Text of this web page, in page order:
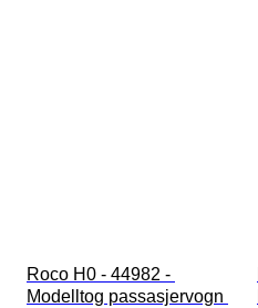
Roco H0 - 44982 -
Modelltog passasjervogn